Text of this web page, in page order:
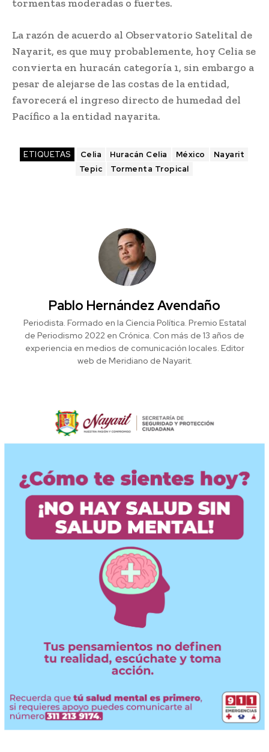
tormentas moderadas o fuertes.
La razón de acuerdo al Observatorio Satelital de
Nayarit, es que muy probablemente, hoy Celia se
convierta en huracán categoría 1, sin embargo a
pesar de alejarse de las costas de la entidad,
favorecerá el ingreso directo de humedad del
Pacífico a la entidad nayarita.
ETIQUETAS Celia Huracán Celia México
Nayarit
Tepic
Tormenta Tropical
Pablo Hernández Avendaño
Periodista. Formado en la Ciencia Política. Premio Estatal
de Periodismo 2022 en Crónica. Con más de 13 años de
experiencia en medios de comunicación locales. Editor
web de Meridiano de Nayarit.